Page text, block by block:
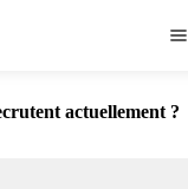
actuellement ?